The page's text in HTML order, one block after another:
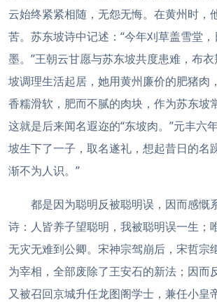
云始终紧紧相随，无怨无悔。在黄州时，
苦。苏东坡诗中记述：“今年刈草盖雪堂
墨。”王朝云甘愿与苏东坡共度患难，布
坡调理生活起居，她用黄州廉价的肥猪肉
香糯滑软，肥而不腻的肉块，作为苏东坡
这就是后来闻名遐迩的“东坡肉。”元丰六
坡生下了一子，取名遂礼，想起昔日的名
渐不为人识。”
都是因为聪明反被聪明误，因而感慨
诗：人皆养子望聪明，我被聪明误一生；
无灾无难到公卿。宋神宗驾崩后，宋哲宗
为宰相，全部废除了王安石的新法；因而
又被召回京城升任龙图阁学士，兼任小皇